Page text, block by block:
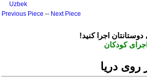
Uzbek
Previous Piece -- Next Piece
اجرا کنید
کودکان
دریا